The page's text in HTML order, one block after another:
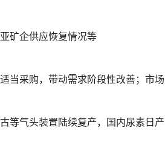
矿企供应恢复情况等
当采购，带动需求阶段性改善；市场
等气头装置陆续复产，国内尿素日产